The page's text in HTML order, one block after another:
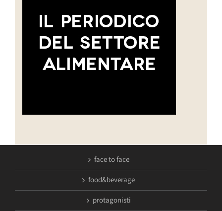
face to face
food&beverage
protagonisti